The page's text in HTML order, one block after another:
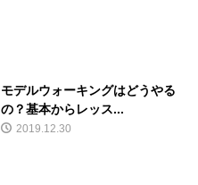
モデルウォーキングはどうやる
の？基本からレッス...
2019.12.30